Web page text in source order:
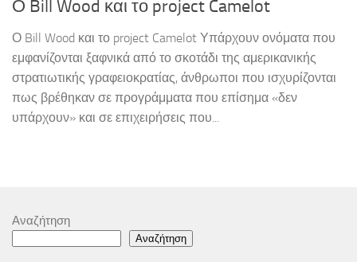
Ο Bill Wood και το project Camelot
Ο Bill Wood και το project Camelot Υπάρχουν ονόματα που
εμφανίζονται ξαφνικά από το σκοτάδι της αμερικανικής
στρατιωτικής γραφειοκρατίας, άνθρωποι που ισχυρίζονται
πως βρέθηκαν σε προγράμματα που επίσημα «δεν
υπάρχουν» και σε επιχειρήσεις που...
Αναζήτηση
Αναζήτηση